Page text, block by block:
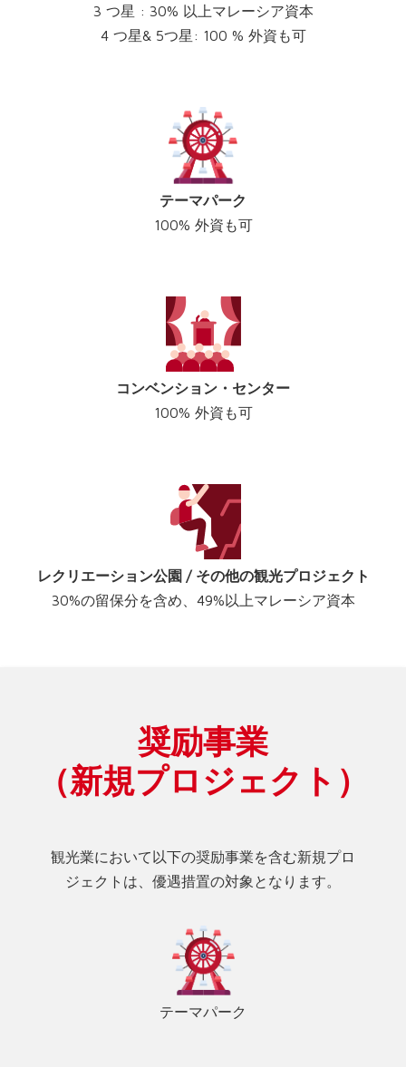
3 つ星 : 30% 以上マレーシア資本
4 つ星& 5つ星: 100 % 外資も可
テーマパーク
100% 外資も可
コンベンション・センター
100% 外資も可
レクリエーション公園 / その他の観光プロジェクト
30%の留保分を含め、49%以上マレーシア資本
奨励事業
（新規プロジェクト）
観光業において以下の奨励事業を含む新規プロ
ジェクトは、優遇措置の対象となります。
テーマパーク